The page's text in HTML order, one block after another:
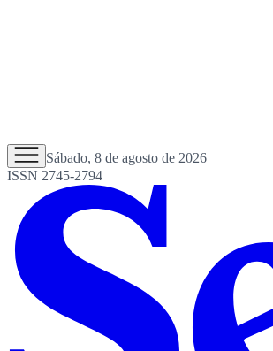
Sábado, 8 de agosto de 2026
ISSN 2745-2794